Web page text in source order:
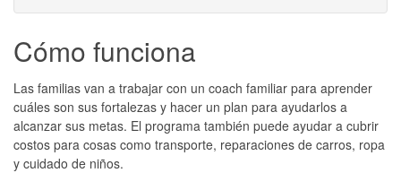
Cómo funciona
Las familias van a trabajar con un coach familiar para aprender
cuáles son sus fortalezas y hacer un plan para ayudarlos a
alcanzar sus metas. El programa también puede ayudar a cubrir
costos para cosas como transporte, reparaciones de carros, ropa
y cuidado de niños.